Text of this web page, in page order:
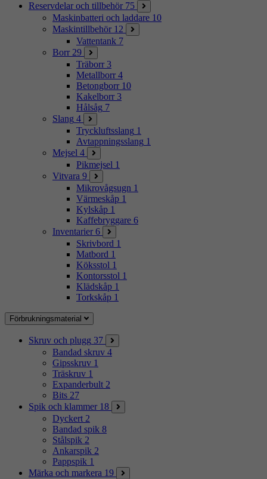
Reservdelar och tillbehör 75
Maskinbatteri och laddare 10
Maskintillbehör 12
Vattentank 7
Borr 29
Träborr 3
Metallborr 4
Betongborr 10
Kakelborr 3
Hålsåg 7
Slang 4
Tryckluftsslang 1
Avtappningsslang 1
Mejsel 4
Pikmejsel 1
Vitvara 9
Mikrovågsugn 1
Värmeskåp 1
Kylskåp 1
Kaffebryggare 6
Inventarier 6
Skrivbord 1
Matbord 1
Köksstol 1
Kontorsstol 1
Klädskåp 1
Torkskåp 1
Förbrukningsmaterial
Skruv och plugg 37
Bandad skruv 4
Gipsskruv 1
Träskruv 1
Expanderbult 2
Bits 27
Spik och klammer 18
Dyckert 2
Bandad spik 8
Stålspik 2
Ankarspik 2
Pappspik 1
Märka och markera 19